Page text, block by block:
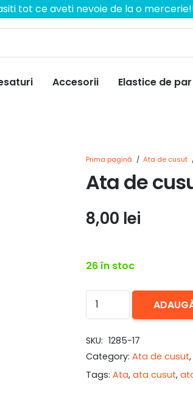
tot ce aveti nevoie de la o
Accesorii Elastice de par
Prima pagină / Ata de cusut
Ata de
8,00 lei
26 în stoc
Cantitate
Ata
de
cusut
surfilat
SKU: 1285-17
Category: Ata de cusut,
Tags: Ata, ata cusut,